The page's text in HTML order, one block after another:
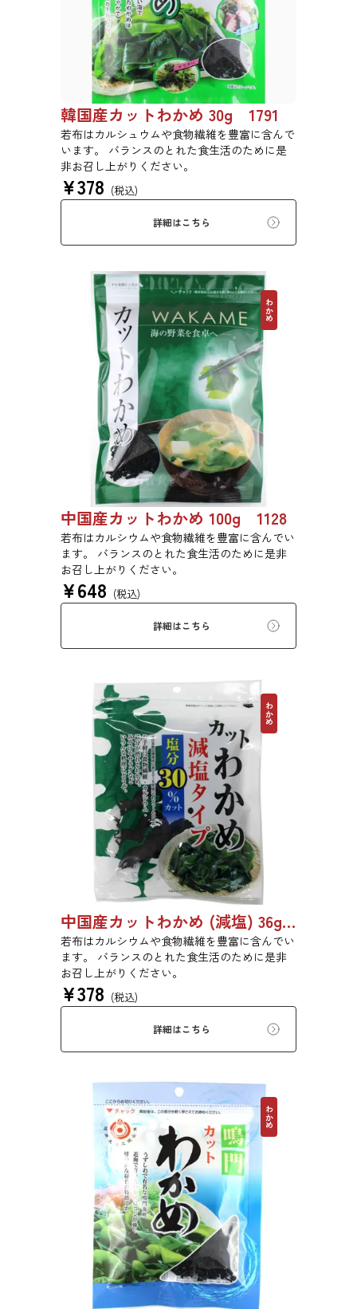
韓国産カットわかめ 30g 1791
若布はカルシュウムや食物繊維を豊富に含んで
います。 バランスのとれた食生活のために是
非お召し上がりください。
¥378 (税込)
詳細はこちら
わかめ
中国産カットわかめ 100g 1128
若布はカルシウムや食物繊維を豊富に含んでい
ます。 バランスのとれた食生活のために是非
お召し上がりください。
¥648 (税込)
詳細はこちら
わかめ
中国産カットわかめ (減塩) 36g 1920
若布はカルシウムや食物繊維を豊富に含んでい
ます。 バランスのとれた食生活のために是非
お召し上がりください。
¥378 (税込)
詳細はこちら
わかめ